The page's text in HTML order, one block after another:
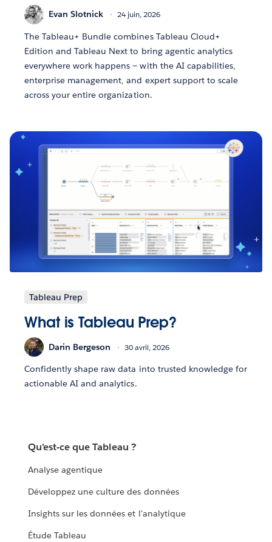
Evan Slotnick 24 juin, 2026
The Tableau+ Bundle combines Tableau Cloud+
Edition and Tableau Next to bring agentic analytics
everywhere work happens — with the AI capabilities,
enterprise management, and expert support to scale
across your entire organization.
Tableau Prep
What is Tableau Prep?
Darin Bergeson 30 avril, 2026
Confidently shape raw data into trusted knowledge for
actionable AI and analytics.
Qu'est-ce que Tableau ?
Analyse agentique
Développez une culture des données
Insights sur les données et l'analytique
Étude Tableau